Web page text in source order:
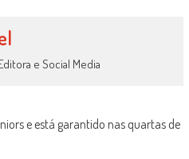
e Social Media
e está garantido nas quartas de